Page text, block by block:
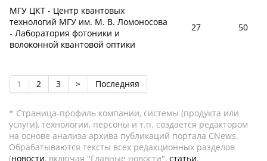
МГУ ЦКТ - Центр квантовых
технологий МГУ им. М. В. Ломоносова
- Лаборатория фотоники и
волоконной квантовой оптики
27 50
1 2 3 > Последняя
* Страница-профиль компании, системы (продукта или
услуги), технологии, персоны и т.п. создается редактором
на основе анализа архива публикаций портала CNews.
Обрабатываются тексты всех редакционных разделов
(новости, включая "Главные новости", статьи,